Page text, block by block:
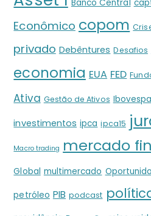
Banco Central
Econômico copom
privado Debêntures Desafios
economia EUA FED
Ativa Gestão de Ativos Ibovespa
investimentos ipca ipca15
Macro trading mercado
Global multimercado
petróleo PIB podcast